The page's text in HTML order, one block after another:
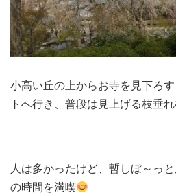
小高い丘の上からお寺を見下ろ
トへ行き、普段は見上げる枝垂
人は多かったけど、暫しぼ～っ
の時間を満喫